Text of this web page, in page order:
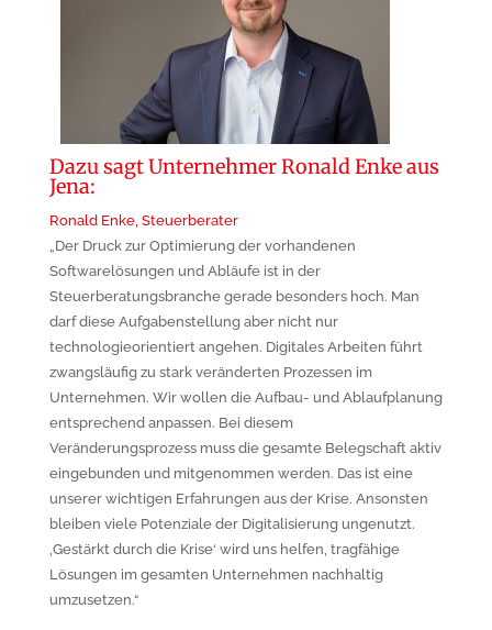
Dazu sagt Unternehmer Ronald Enke aus
Jena:
Ronald Enke, Steuerberater
„Der Druck zur Optimierung der vorhandenen
Softwarelösungen und Abläufe ist in der
Steuerberatungsbranche gerade besonders hoch. Man
darf diese Aufgabenstellung aber nicht nur
technologieorientiert angehen. Digitales Arbeiten führt
zwangsläufig zu stark veränderten Prozessen im
Unternehmen. Wir wollen die Aufbau- und Ablaufplanung
entsprechend anpassen. Bei diesem
Veränderungsprozess muss die gesamte Belegschaft aktiv
eingebunden und mitgenommen werden. Das ist eine
unserer wichtigen Erfahrungen aus der Krise. Ansonsten
bleiben viele Potenziale der Digitalisierung ungenutzt.
‚Gestärkt durch die Krise‘ wird uns helfen, tragfähige
Lösungen im gesamten Unternehmen nachhaltig
umzusetzen.“